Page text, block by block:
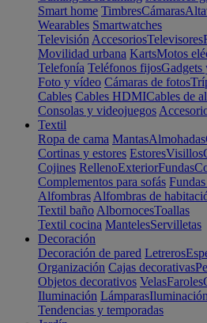
Smart home TimbresCámaras
Wearables Smartwatches
Televisión AccesoriosTelevisores
Movilidad urbana KartsMotos
Telefonía Teléfonos fijosGadgets
Foto y vídeo Cámaras de fotos
Cables Cables HDMICables de
Consolas y videojuegos
Textil
Ropa de cama MantasAlmohadas
Cortinas y estores EstoresVisillos
Cojines RellenoExteriorFundas
Complementos para sofás
Alfombras Alfombras de
Textil baño AlbornocesToallas
Textil cocina MantelesServilletas
Decoración
Decoración de pared Letreros
Organización Cajas decorativas
Objetos decorativos VelasFaroles
Iluminación Lámparas
Tendencias y temporadas